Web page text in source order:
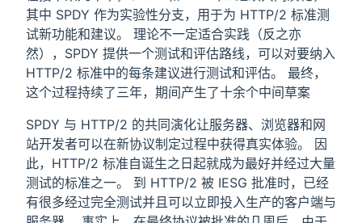
其中 SPDY 作为实验性分支，用于为 HTTP/2 标准测
试新功能和建议。 理论不一定适合实践（反之亦
然），SPDY 提供一个测试和评估路线，可以对要纳入
HTTP/2 标准中的每条建议进行测试和评估。 最终，
这个过程持续了三年，期间产生了十余个中间草案
SPDY 与 HTTP/2 的共同演化让服务器、浏览器和网
站开发者可以在新协议制定过程中获得真实体验。 因
此，HTTP/2 标准自诞生之日起就成为最好并经过大量
测试的标准之一。 到 HTTP/2 被 IESG 批准时，已经
有很多经过完全测试并且可以立即投入生产的客户端与